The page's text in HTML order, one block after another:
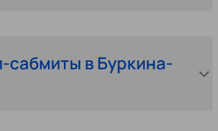
сабмиты в Буркина-